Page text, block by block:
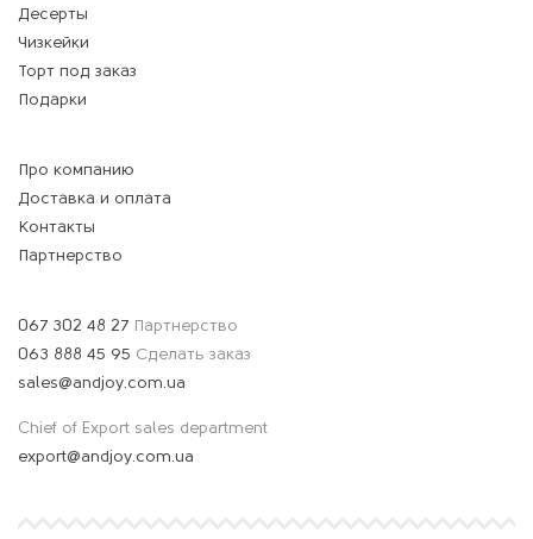
Десерты
Чизкейки
Торт под заказ
Подарки
Про компанию
Доставка и оплата
Контакты
Партнерство
067 302 48 27 Партнерство
063 888 45 95 Сделать заказ
sales@andjoy.com.ua
Chief of Export sales department
export@andjoy.com.ua